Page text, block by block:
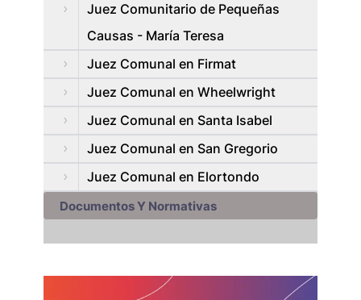
Juez Comunitario de Pequeñas
Causas - María Teresa
Juez Comunal en Firmat
Juez Comunal en Wheelwright
Juez Comunal en Santa Isabel
Juez Comunal en San Gregorio
Juez Comunal en Elortondo
Documentos Y Normativas